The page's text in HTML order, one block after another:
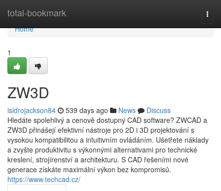
total-bookmark
Home
Home
1
ZW3D
isidrojackson84 539 days ago News
Discuss
Hledáte spolehlivý a cenově dostupný CAD software? ZWCAD a
ZW3D přinášejí efektivní nástroje pro 2D i 3D projektování s
vysokou kompatibilitou a intuitivním ovládáním. Ušetřete náklady
a zvyšte produktivitu s výkonnými alternativami pro technické
kreslení, strojírenství a architekturu. S CAD řešeními nové
generace získáte maximální výkon bez kompromisů.
https://www.techcad.cz/